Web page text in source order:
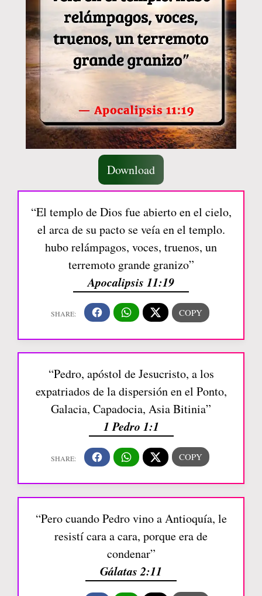
Download
“El templo de Dios fue abierto en el cielo,
el arca de su pacto se veía en el templo.
hubo relámpagos, voces, truenos, un
terremoto grande granizo”
Apocalipsis 11:19
“Pedro, apóstol de Jesucristo, a los
expatriados de la dispersión en el Ponto,
Galacia, Capadocia, Asia Bitinia”
1 Pedro 1:1
“Pero cuando Pedro vino a Antioquía, le
resistí cara a cara, porque era de
condenar”
Gálatas 2:11